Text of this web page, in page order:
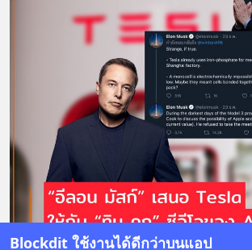
Blockdit ใช้งานได้ดีกว่าบนแอป